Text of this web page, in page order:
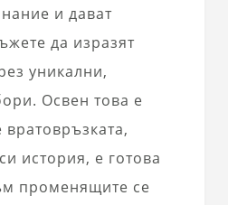
и дават
да изразят
уникални,
Освен това е
вратовръзката,
история, е готова
променящите се